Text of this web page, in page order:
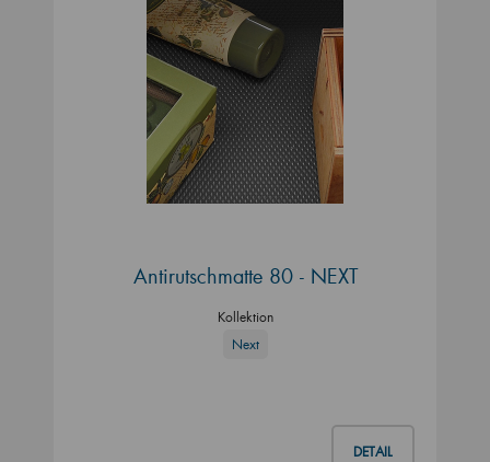
Antirutschmatte 80 - NEXT
Kollektion
Next
DETAIL